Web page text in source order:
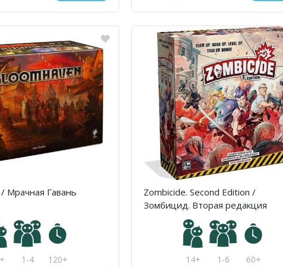
Мрачная Гавань
1-4 120+
Zombicide. Second Edition /
Зомбицид. Вторая редакция
14+ 1-6 60+